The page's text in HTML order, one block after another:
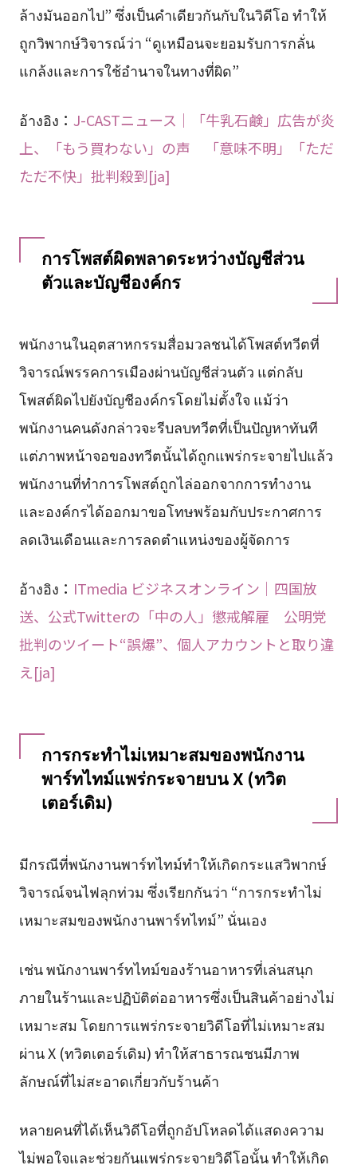
ล้างมันออกไป” ซึ่งเป็นคำเดียวกันกับในวิดีโอ ทำให้
ถูกวิพากษ์วิจารณ์ว่า “ดูเหมือนจะยอมรับการกลั่น
แกล้งและการใช้อำนาจในทางที่ผิด”
อ้างอิง： J-CASTニュース｜「牛乳石鹸」広告が炎
上、「もう買わない」の声 「意味不明」「ただ
ただ不快」批判殺到[ja]
การโพสต์ผิดพลาดระหว่างบัญชีส่วน
ตัวและบัญชีองค์กร
พนักงานในอุตสาหกรรมสื่อมวลชนได้โพสต์ทวีตที่
วิจารณ์พรรคการเมืองผ่านบัญชีส่วนตัว แต่กลับ
โพสต์ผิดไปยังบัญชีองค์กรโดยไม่ตั้งใจ แม้ว่า
พนักงานคนดังกล่าวจะรีบลบทวีตที่เป็นปัญหาทันที
แต่ภาพหน้าจอของทวีตนั้นได้ถูกแพร่กระจายไปแล้ว
พนักงานที่ทำการโพสต์ถูกไล่ออกจากการทำงาน
และองค์กรได้ออกมาขอโทษพร้อมกับประกาศการ
ลดเงินเดือนและการลดตำแหน่งของผู้จัดการ
อ้างอิง： ITmedia ビジネスオンライン｜四国放
送、公式Twitterの「中の人」懲戒解雇 公明党
批判のツイート“誤爆”、個人アカウントと取り違
え[ja]
การกระทำไม่เหมาะสมของพนักงาน
พาร์ทไทม์แพร่กระจายบน X (ทวิต
เตอร์เดิม)
มีกรณีที่พนักงานพาร์ทไทม์ทำให้เกิดกระแสวิพากษ์
วิจารณ์จนไฟลุกท่วม ซึ่งเรียกกันว่า “การกระทำไม่
เหมาะสมของพนักงานพาร์ทไทม์” นั่นเอง
เช่น พนักงานพาร์ทไทม์ของร้านอาหารที่เล่นสนุก
ภายในร้านและปฏิบัติต่ออาหารซึ่งเป็นสินค้าอย่างไม่
เหมาะสม โดยการแพร่กระจายวิดีโอที่ไม่เหมาะสม
ผ่าน X (ทวิตเตอร์เดิม) ทำให้สาธารณชนมีภาพ
ลักษณ์ที่ไม่สะอาดเกี่ยวกับร้านค้า
หลายคนที่ได้เห็นวิดีโอที่ถูกอัปโหลดได้แสดงความ
ไม่พอใจและช่วยกันแพร่กระจายวิดีโอนั้น ทำให้เกิด